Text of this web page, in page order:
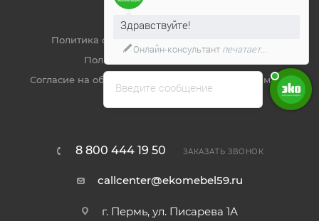
ДОКУМЕНТЫ
Политика обработки персональных данных
Пользовательское соглашение
Согласие на обработку метрическими программами
8 800 444 19 50 ЗАКАЗАТЬ ЗВОНОК
callcenter@ekomebel59.ru
г. Пермь, ул. Писарева 1А
Введите сообщение
Здравствуйте!
Онлайн-консультант печатает...